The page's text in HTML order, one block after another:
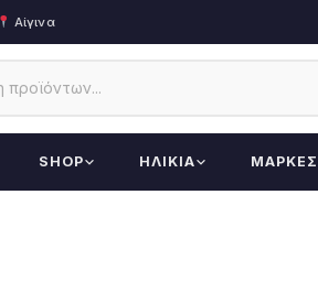
Αίγινα
SHOP ΗΛΙΚΊΑ ΜΆΡΚΕΣ